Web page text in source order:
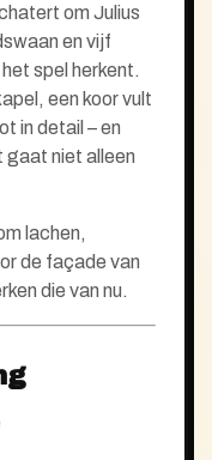
om Julius
en vijf
spel herkent.
een koor vult
in detail – en
gaat niet alleen
lachen,
de façade van
die van nu.